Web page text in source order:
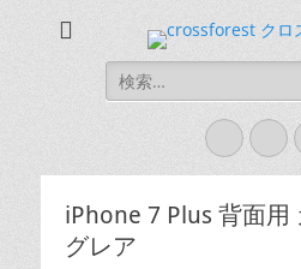
デジタルとアナログの素敵な融
検
索:
Twitter
iPhone 7 Plus 背面用
グレア